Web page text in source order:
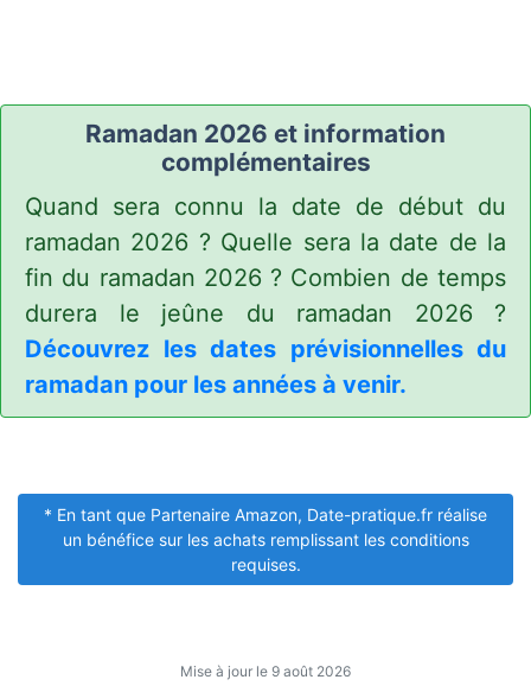
Ramadan 2026 et information
complémentaires
Quand sera connu la date de début du
ramadan 2026 ? Quelle sera la date de la
fin du ramadan 2026 ? Combien de temps
durera le jeûne du ramadan 2026 ?
Découvrez les dates prévisionnelles du
ramadan pour les années à venir.
* En tant que Partenaire Amazon, Date-pratique.fr réalise
un bénéfice sur les achats remplissant les conditions
requises.
Mise à jour le 9 août 2026